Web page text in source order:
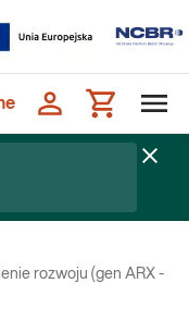
rozwoju (gen ARX -